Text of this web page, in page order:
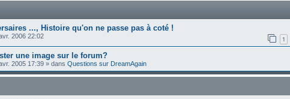
..., Histoire qu'on ne passe pas à coté !
2006 22:02 1
une image sur le forum?
2005 17:39 » dans Questions sur DreamAgain